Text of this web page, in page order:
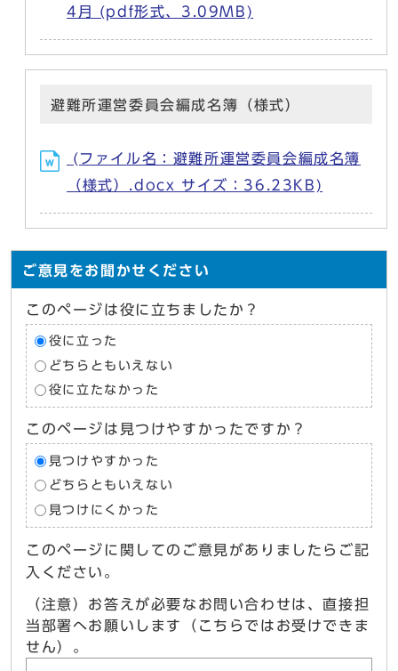
4月 (pdf形式、3.09MB)
避難所運営委員会編成名簿（様式）
(ファイル名：避難所運営委員会編成名簿
（様式）.docx サイズ：36.23KB)
ご意見をお聞かせください
このページは役に立ちましたか？
役に立った
どちらともいえない
役に立たなかった
このページは見つけやすかったですか？
見つけやすかった
どちらともいえない
見つけにくかった
このページに関してのご意見がありましたらご記
入ください。
（注意）お答えが必要なお問い合わせは、直接担
当部署へお願いします（こちらではお受けできま
せん）。